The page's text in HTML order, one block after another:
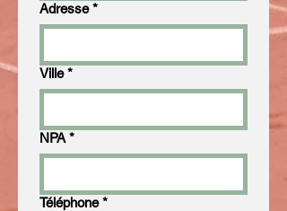
Adresse *
Ville *
NPA *
Téléphone *